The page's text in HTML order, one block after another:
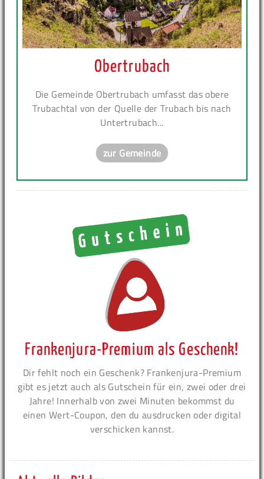
Obertrubach
Die Gemeinde Obertrubach umfasst das obere
Trubachtal von der Quelle der Trubach bis nach
Untertrubach...
zur Gemeinde
Frankenjura-Premium als Geschenk!
Dir fehlt noch ein Geschenk? Frankenjura-Premium
gibt es jetzt auch als Gutschein für ein, zwei oder drei
Jahre! Innerhalb von zwei Minuten bekommst du
einen Wert-Coupon, den du ausdrucken oder digital
verschicken kannst.